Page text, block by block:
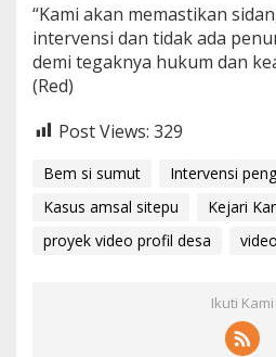
“Kami akan memastikan
intervensi dan tidak ada
demi tegaknya hukum dan
(Red)
Post Views: 329
Bem si sumut
Intervensi
Kasus amsal sitepu
Kejari
proyek video profil desa
Ikuti Kami